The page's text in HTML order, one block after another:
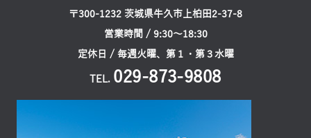
〒300-1232 茨城県牛久市上柏田2-37-8
営業時間 / 9:30〜18:30
定休日 / 毎週火曜、第１・第３水曜
TEL. 029-873-9808